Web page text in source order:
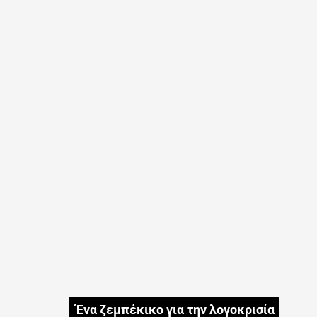
Ένα ζεμπέκικο για την λογοκρισία